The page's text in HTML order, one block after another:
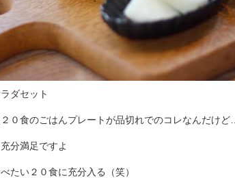
ダセット
２０食のごはんプレートが品切れでのコレなんだけど…
分満足ですよ
たい２０食に充分入る（笑）